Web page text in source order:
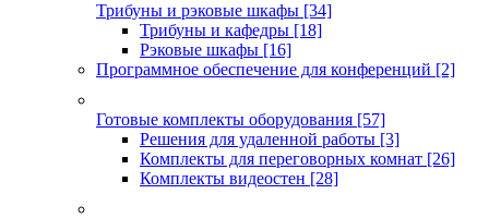
Трибуны и рэковые шкафы [34]
Трибуны и кафедры [18]
Рэковые шкафы [16]
Программное обеспечение для конференций [2]
Готовые комплекты оборудования [57]
Решения для удаленной работы [3]
Комплекты для переговорных комнат [26]
Комплекты видеостен [28]